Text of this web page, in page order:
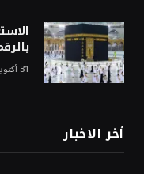
31 أكتوبر، 2025
أخر الاخبار